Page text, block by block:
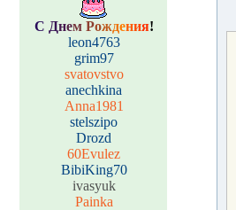
С Днем Рождения!
leon4763
grim97
svatovstvo
anechkina
Anna1981
stelszipo
Drozd
60Evulez
BibiKing70
ivasyuk
Painka